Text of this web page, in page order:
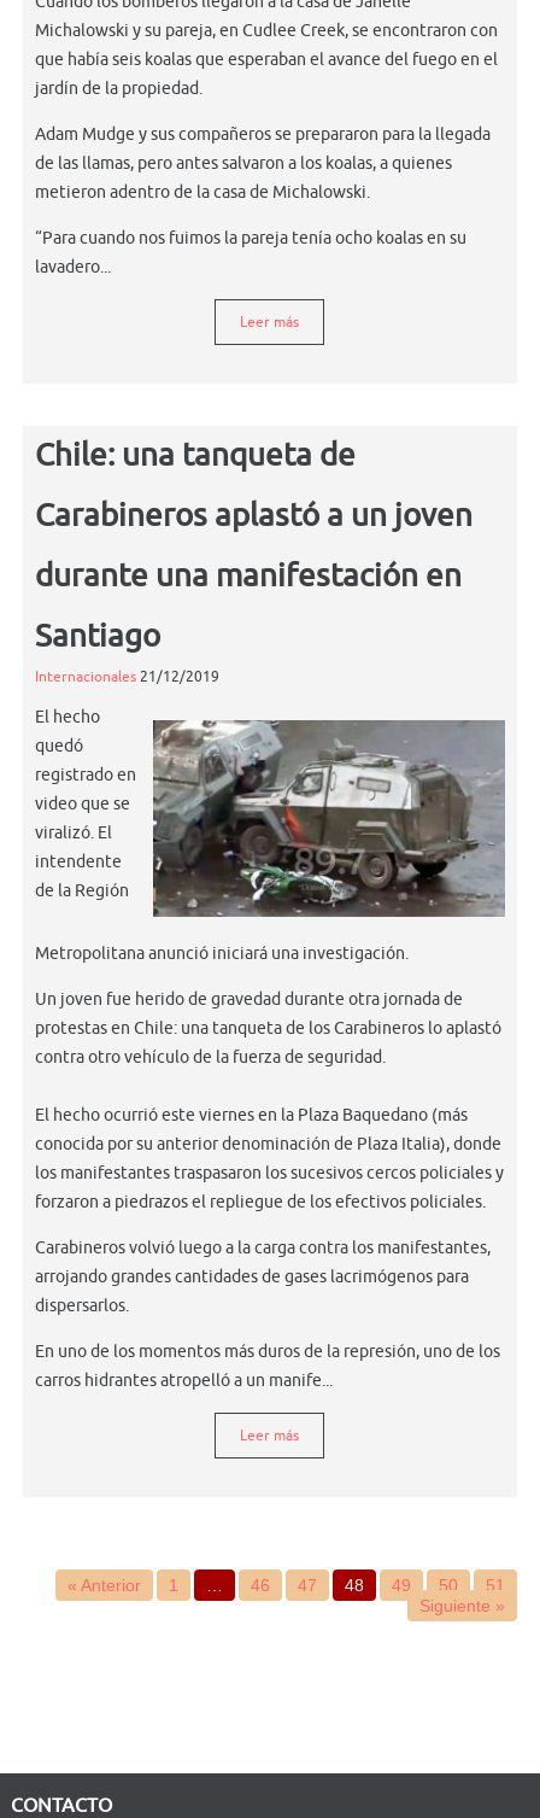
Michalowski y su pareja, en Cudlee Creek, se encontraron con
que había seis koalas que esperaban el avance del fuego en el
jardín de la propiedad.
Adam Mudge y sus compañeros se prepararon para la llegada
de las llamas, pero antes salvaron a los koalas, a quienes
metieron adentro de la casa de Michalowski.
“Para cuando nos fuimos la pareja tenía ocho koalas en su
lavadero...
Leer más
Chile: una tanqueta de
Carabineros aplastó a un joven
durante una manifestación en
Santiago
Internacionales21/12/2019
El hecho
quedó
registrado en
video que se
viralizó. El
intendente
de la Región
Metropolitana anunció iniciará una investigación.
Un joven fue herido de gravedad durante otra jornada de
protestas en Chile: una tanqueta de los Carabineros lo aplastó
contra otro vehículo de la fuerza de seguridad.
El hecho ocurrió este viernes en la Plaza Baquedano (más
conocida por su anterior denominación de Plaza Italia), donde
los manifestantes traspasaron los sucesivos cercos policiales y
forzaron a piedrazos el repliegue de los efectivos policiales.
Carabineros volvió luego a la carga contra los manifestantes,
arrojando grandes cantidades de gases lacrimógenos para
dispersarlos.
En uno de los momentos más duros de la represión, uno de los
carros hidrantes atropelló a un manife...
Leer más
« Anterior 1 46 47 48 49 50
51
Siguiente »
CONTACTO